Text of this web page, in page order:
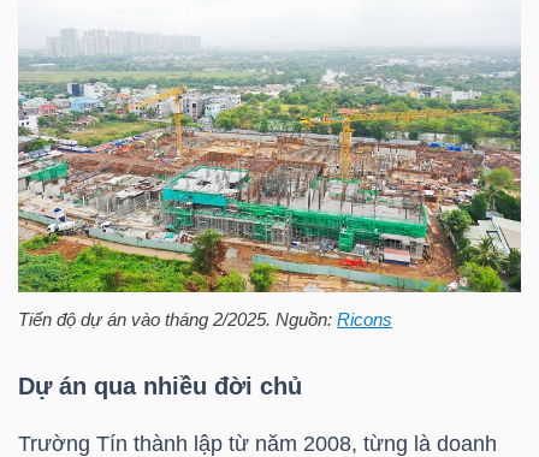
Tiến độ dự án vào tháng 2/2025. Nguồn: Ricons
Dự án qua nhiều đời chủ
Trường Tín thành lập từ năm 2008, từng là doanh
VĨ
MÔ
NGÀNH
NGHIỆP